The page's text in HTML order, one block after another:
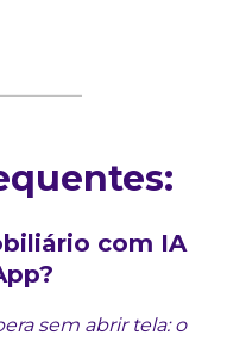
com IA
sem abrir tela: o